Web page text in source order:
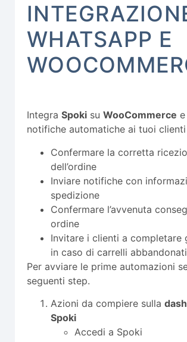
WHATSAPP E
Integra Spoki su WooCommerce
notifiche automatiche ai tuoi
Confermare la corretta
dell’ordine
Inviare notifiche con
spedizione
Confermare l’avvenuta
ordine
Invitare i clienti a completare
in caso di carrelli abbandonati
Per avviare le prime automazioni
seguenti step.
Azioni da compiere sulla
Spoki
Accedi a Spoki